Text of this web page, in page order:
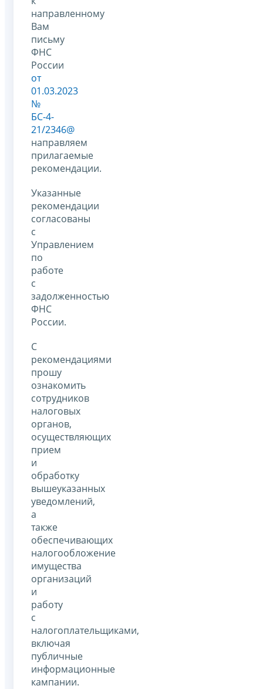
направленному
Вам
письму
ФНС
России
от
01.03.2023
№
БС-4-
21/2346@
направляем
прилагаемые
рекомендации.
Указанные
рекомендации
согласованы
с
Управлением
по
работе
с
задолженностью
ФНС
России.
С
рекомендациями
прошу
ознакомить
сотрудников
налоговых
органов,
осуществляющих
прием
и
обработку
вышеуказанных
уведомлений,
а
также
обеспечивающих
налогообложение
имущества
организаций
и
работу
с
налогоплательщиками,
включая
публичные
информационные
кампании.